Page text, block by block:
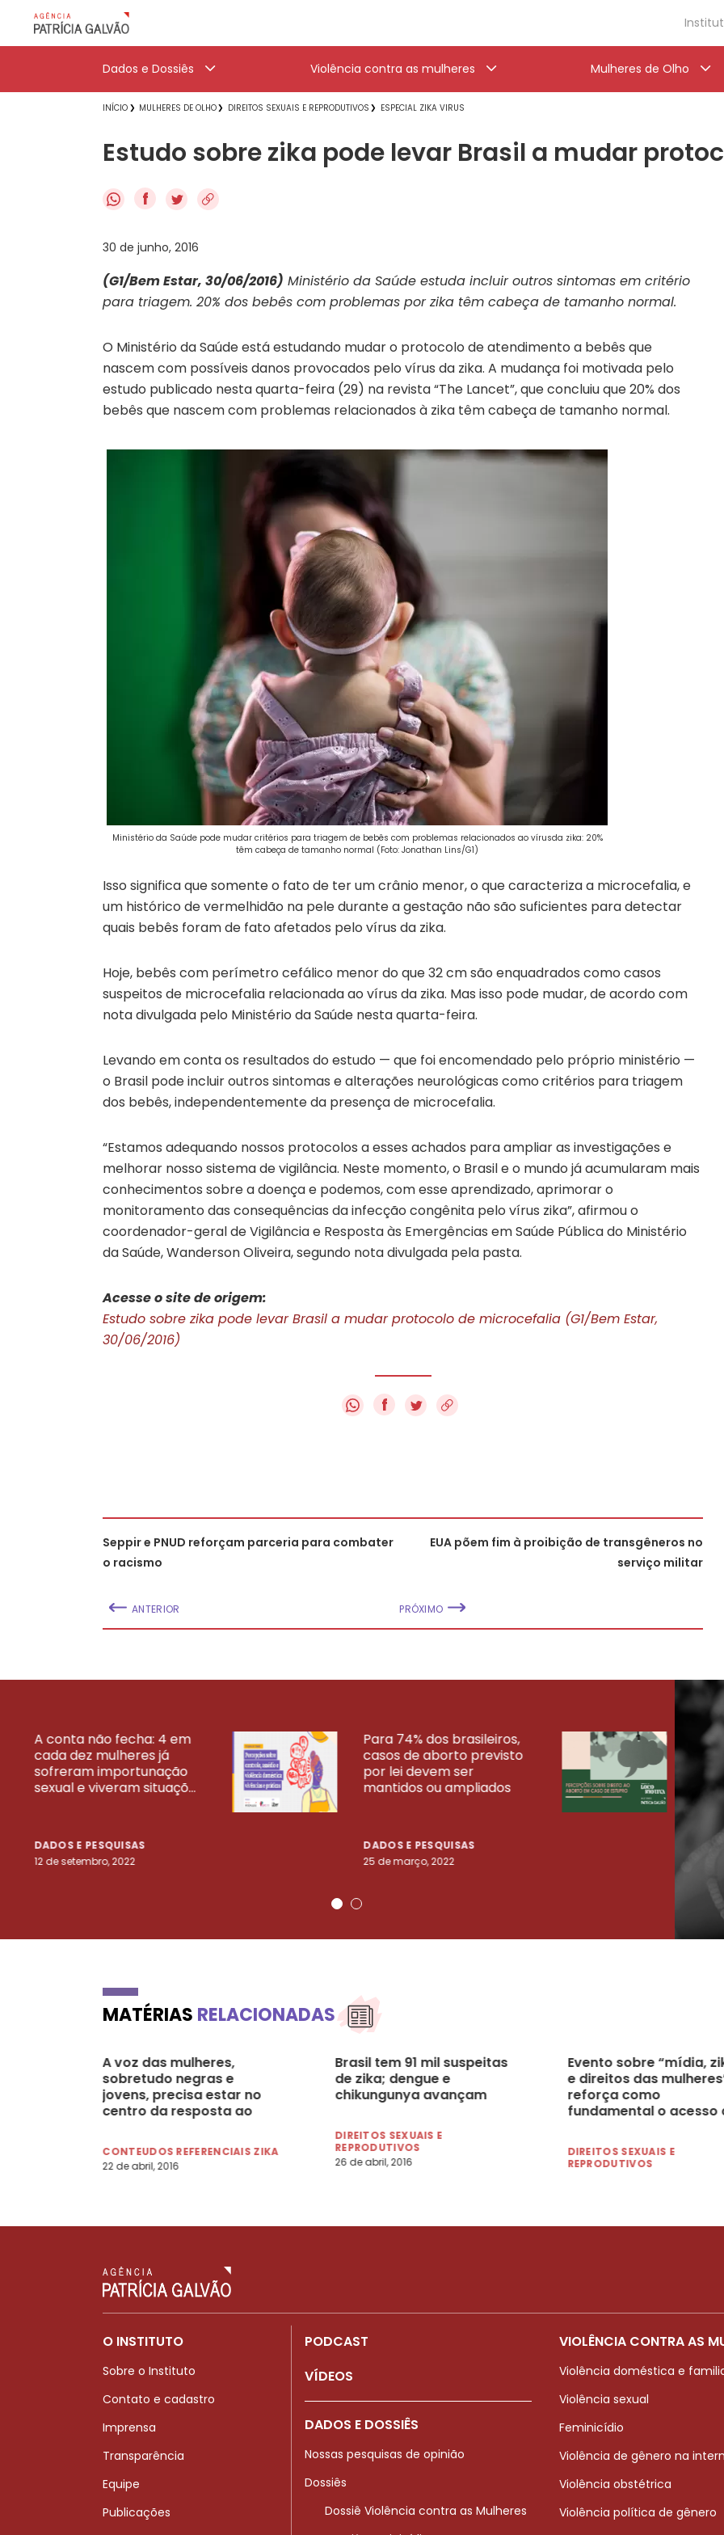
Dados e Dossiês Violência contra as mulheres Mulheres de Olho
INÍCIO MULHERES DE OLHO DIREITOS SEXUAIS E REPRODUTIVOS ESPECIAL ZIKA VIRUS
Estudo sobre zika pode levar Brasil a mudar
f
30 de junho, 2016
(G1/Bem Estar, 30/06/2016) Ministério da Saúde estuda incluir outros sintomas em critério
para triagem. 20% dos bebês com problemas por zika têm cabeça de tamanho normal.
O Ministério da Saúde está estudando mudar o protocolo de atendimento a bebês que
nascem com possíveis danos provocados pelo vírus da zika. A mudança foi motivada pelo
estudo publicado nesta quarta-feira (29) na revista “The Lancet”, que concluiu que 20% dos
bebês que nascem com problemas relacionados à zika têm cabeça de tamanho normal.
Ministério da Saúde pode mudar critérios para triagem de bebês com problemas relacionados ao vírusda zika: 20%
têm cabeça de tamanho normal (Foto: Jonathan Lins/G1)
Isso significa que somente o fato de ter um crânio menor, o que caracteriza a microcefalia, e
um histórico de vermelhidão na pele durante a gestação não são suficientes para detectar
quais bebês foram de fato afetados pelo vírus da zika.
Hoje, bebês com perímetro cefálico menor do que 32 cm são enquadrados como casos
suspeitos de microcefalia relacionada ao vírus da zika. Mas isso pode mudar, de acordo com
nota divulgada pelo Ministério da Saúde nesta quarta-feira.
Levando em conta os resultados do estudo — que foi encomendado pelo próprio ministério —
o Brasil pode incluir outros sintomas e alterações neurológicas como critérios para triagem
dos bebês, independentemente da presença de microcefalia.
“Estamos adequando nossos protocolos a esses achados para ampliar as investigações e
melhorar nosso sistema de vigilância. Neste momento, o Brasil e o mundo já acumularam mais
conhecimentos sobre a doença e podemos, com esse aprendizado, aprimorar o
monitoramento das consequências da infecção congênita pelo vírus zika”, afirmou o
coordenador-geral de Vigilância e Resposta às Emergências em Saúde Pública do Ministério
da Saúde, Wanderson Oliveira, segundo nota divulgada pela pasta.
Acesse o site de origem:
Estudo sobre zika pode levar Brasil a mudar protocolo de microcefalia (G1/Bem Estar,
30/06/2016)
f
Seppir e PNUD reforçam parceria para combater
o racismo
ANTERIOR
EUA põem fim à proibição de transgêneros no
serviço militar
PRÓXIMO
A conta não fecha: 4 em
cada dez mulheres já
sofreram importunação
sexual e viveram situaçõ...
DADOS E PESQUISAS
12 de setembro, 2022
Para 74% dos brasileiros,
casos de aborto previsto
por lei devem ser
mantidos ou ampliados
DADOS E PESQUISAS
25 de março, 2022
23
VEJA MAIS PESQUISAS
MATÉRIAS RELACIONADAS
A voz das mulheres,
sobretudo negras e
jovens, precisa estar no
centro da resposta ao
CONTEUDOS REFERENCIAIS ZIKA
22 de abril, 2016
Brasil tem 91 mil suspeitas
de zika; dengue e
chikungunya avançam
DIREITOS SEXUAIS E
REPRODUTIVOS
26 de abril, 2016
Evento sobre “mídia,
e direitos das
reforça como
fundamental o acesso
DIREITOS SEXUAIS E
REPRODUTIVOS
O INSTITUTO
Sobre o Instituto
Contato e cadastro
Imprensa
Transparência
Equipe
Publicações
PODCAST
VÍDEOS
DADOS E DOSSIÊS
Nossas pesquisas de opinião
Dossiês
Dossiê Violência contra as Mulheres
VIOLÊNCIA CONTRA AS
Violência doméstica e
Violência sexual
Feminicídio
Violência de gênero na
Violência obstétrica
Violência política de gênero